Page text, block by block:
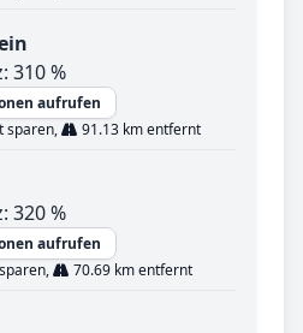
310 %
aufrufen
sparen,
91.13 km entfernt
320 %
aufrufen
70.69 km entfernt